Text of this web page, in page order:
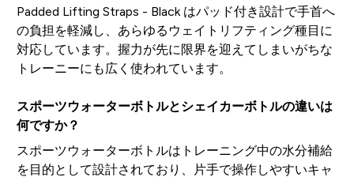
Padded Lifting Straps - Black はパッド付き設計で手首へ
の負担を軽減し、あらゆるウェイトリフティング種目に
対応しています。握力が先に限界を迎えてしまいがちな
トレーニーにも広く使われています。
スポーツウォーターボトルとシェイカーボトルの違いは
何ですか？
スポーツウォーターボトルはトレーニング中の水分補給
を目的として設計されており、片手で操作しやすいキャ